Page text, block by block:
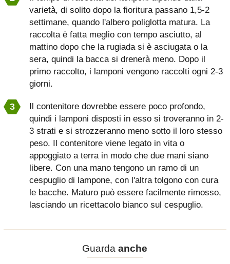
varietà, di solito dopo la fioritura passano 1,5-2
settimane, quando l'albero poliglotta matura. La
raccolta è fatta meglio con tempo asciutto, al
mattino dopo che la rugiada si è asciugata o la
sera, quindi la bacca si drenerà meno. Dopo il
primo raccolto, i lamponi vengono raccolti ogni 2-3
giorni.
Il contenitore dovrebbe essere poco profondo,
quindi i lamponi disposti in esso si troveranno in 2-
3 strati e si strozzeranno meno sotto il loro stesso
peso. Il contenitore viene legato in vita o
appoggiato a terra in modo che due mani siano
libere. Con una mano tengono un ramo di un
cespuglio di lampone, con l'altra tolgono con cura
le bacche. Maturo può essere facilmente rimosso,
lasciando un ricettacolo bianco sul cespuglio.
Guardaanche